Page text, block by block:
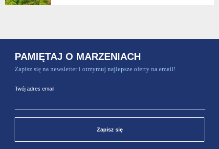
PAMIĘTAJ O MARZENIACH
Zapisz się na newsletter i otrzymuj najlepsze oferty na email!
Twój adres email
Zapisz się